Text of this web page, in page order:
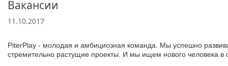
Вакансии
11.10.2017
PiterPlay - молодая и амбициозная команда. Мы успешно
стремительно растущие проекты. И мы ищем нового человека в